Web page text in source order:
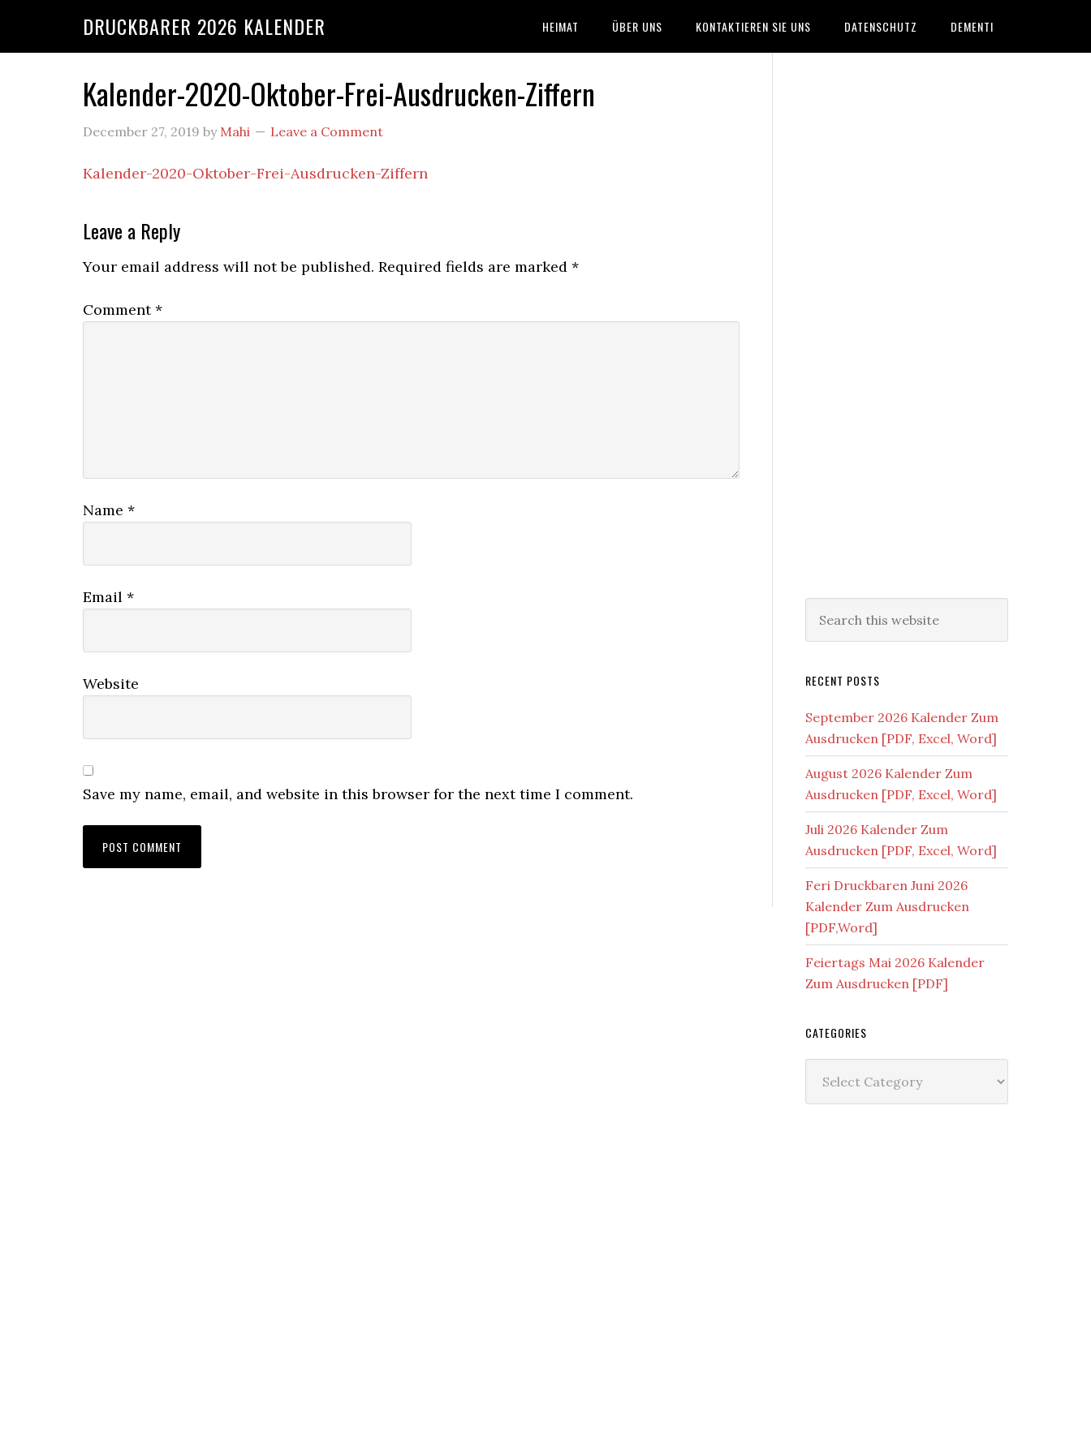
DRUCKBARER 2026 KALENDER HEIMAT ÜBER UNS KONTAKTIEREN SIE UNS DATENSCHUTZ DEMENTI
Kalender-2020-Oktober-Frei-Ausdrucken-Ziffern
December 27, 2019 by Mahi Leave a Comment
Kalender-2020-Oktober-Frei-Ausdrucken-Ziffern
Leave a Reply
Your email address will not be published. Required fields are marked *
Comment*
Name *
Email *
Website
Save my name, email, and website in this browser for the next time I comment.
RECENT POSTS
September 2026 Kalender Zum
Ausdrucken [PDF, Excel, Word]
August 2026 Kalender Zum
Ausdrucken [PDF, Excel, Word]
Juli 2026 Kalender Zum
Ausdrucken [PDF, Excel, Word]
Feri Druckbaren Juni 2026
Kalender Zum Ausdrucken
[PDF,Word]
Feiertags Mai 2026 Kalender
Zum Ausdrucken [PDF]
CATEGORIES